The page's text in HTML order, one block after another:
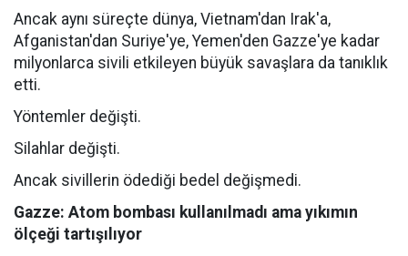
Ancak aynı süreçte dünya, Vietnam'dan Irak'a,
Afganistan'dan Suriye'ye, Yemen'den Gazze'ye kadar
milyonlarca sivili etkileyen büyük savaşlara da tanıklık
etti.
Yöntemler değişti.
Silahlar değişti.
Ancak sivillerin ödediği bedel değişmedi.
Gazze: Atom bombası kullanılmadı ama yıkımın
ölçeği tartışılıyor